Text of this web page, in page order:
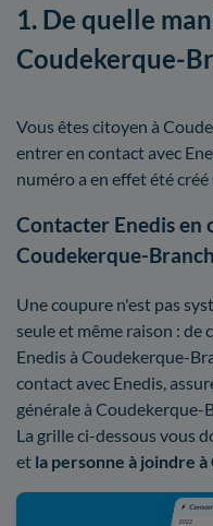
1. De quelle
Coudekerque-
Vous êtes citoyen à
entrer en contact avec
numéro a en effet été
Contacter Enedis en
Coudekerque-
Une coupure n'est pas
seule et même raison : de
Enedis à Coudekerque-
contact avec Enedis,
générale à Coudekerque-
La grille ci-dessous vous
et la personne à joindre